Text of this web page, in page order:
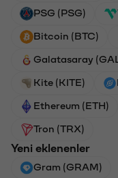
PSG (PSG)
Bitcoin (BTC)
Galatasaray
Kite (KITE)
Ethereum (ETH)
Tron (TRX)
Yeni eklenenler
Gram (GRAM)